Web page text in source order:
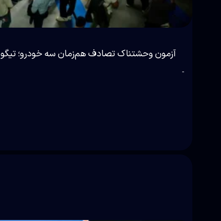
آزمون وحشتناک تصادف هم‌زمان سه خودرو؛ تیگو ۹ چطور از دژ مستحکم ایمنی خود دفاع کرد؟
-